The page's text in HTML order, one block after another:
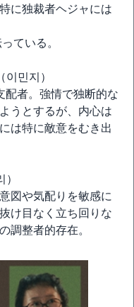
に独裁者ヘジャには
ている。
민지）
配者。強情で独断的な
うとするが、内心は
は特に敵意をむき出
図や気配りを敏感に
け目なく立ち回りな
調整者的存在。